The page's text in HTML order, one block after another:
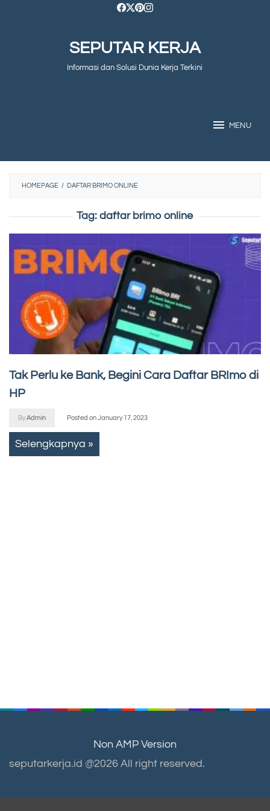
SEPUTAR KERJA
Informasi dan Solusi Dunia Kerja Terkini
MENU
HOMEPAGE / DAFTAR BRIMO ONLINE
Tag:daftar brimo online
Tak Perlu ke Bank, Begini Cara Daftar BRImo di
HP
ByAdmin Posted onJanuary 17, 2023
Selengkapnya »
Non AMP Version
seputarkerja.id @2026 All right reserved.